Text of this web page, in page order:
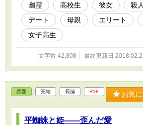
幽霊 高校生 彼女 殺
デート
母親 エリート
女子高生
文字数 42,808 最終更新日
恋愛 完結 長編 R18 お気
平蜘蛛と姫――歪んだ愛